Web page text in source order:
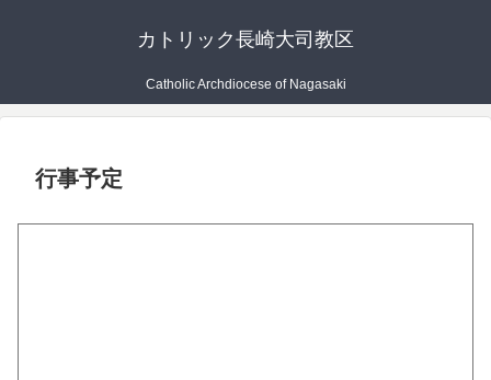
カトリック長崎大司教区
Catholic Archdiocese of Nagasaki
行事予定